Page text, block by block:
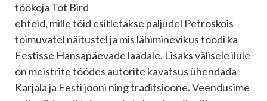
töökoja Tot Bird
ehteid, mille töid esitletakse paljudel Petroskois
toimuvatel näitustel ja mis lähiminevikus toodi ka
Eestisse Hansapäevade laadale. Lisaks välisele ilule
on meistrite töödes autorite kavatsus ühendada
Karjala ja Eesti jooni ning traditsioone. Veendusime